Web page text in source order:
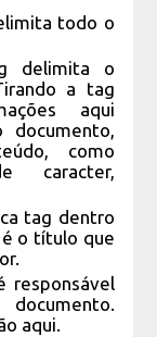
todo o
delimita o
a tag
aqui
como
caracter,
tag dentro
é o título que
responsável
aqui.